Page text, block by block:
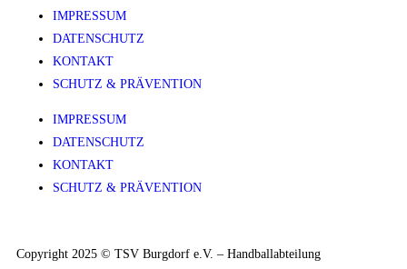
IMPRESSUM
DATENSCHUTZ
KONTAKT
SCHUTZ & PRÄVENTION
IMPRESSUM
DATENSCHUTZ
KONTAKT
SCHUTZ & PRÄVENTION
Copyright 2025 © TSV Burgdorf e.V. – Handballabteilung